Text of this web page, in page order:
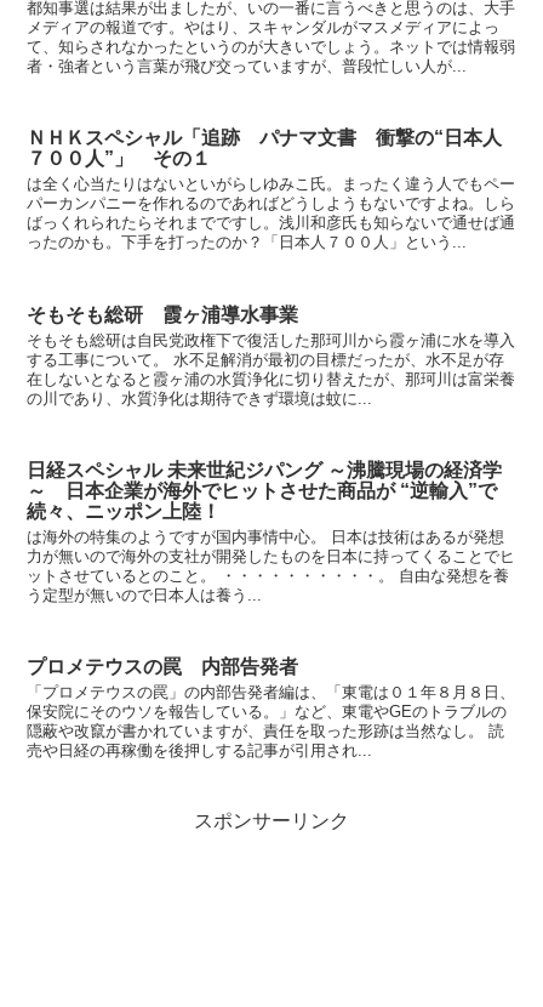
都知事選は結果が出ましたが、いの一番に言うべきと思うのは、大手
メディアの報道です。やはり、スキャンダルがマスメディアによっ
て、知らされなかったというのが大きいでしょう。ネットでは情報弱
者・強者という言葉が飛び交っていますが、普段忙しい人が...
ＮＨＫスペシャル「追跡 パナマ文書 衝撃の“日本人
７００人”」 その１
は全く心当たりはないといがらしゆみこ氏。まったく違う人でもペー
パーカンパニーを作れるのであればどうしようもないですよね。しら
ばっくれられたらそれまでですし。浅川和彦氏も知らないで通せば通
ったのかも。下手を打ったのか？「日本人７００人」という...
そもそも総研 霞ヶ浦導水事業
そもそも総研は自民党政権下で復活した那珂川から霞ヶ浦に水を導入
する工事について。 水不足解消が最初の目標だったが、水不足が存
在しないとなると霞ヶ浦の水質浄化に切り替えたが、那珂川は富栄養
の川であり、水質浄化は期待できず環境は蚊に...
日経スペシャル 未来世紀ジパング ～沸騰現場の経済学
～ 日本企業が海外でヒットさせた商品が “逆輸入”で
続々、ニッポン上陸！
は海外の特集のようですが国内事情中心。 日本は技術はあるが発想
力が無いので海外の支社が開発したものを日本に持ってくることでヒ
ットさせているとのこと。 ・・・・・・・・・・。 自由な発想を養
う定型が無いので日本人は養う...
プロメテウスの罠 内部告発者
「プロメテウスの罠」の内部告発者編は、「東電は０１年８月８日、
保安院にそのウソを報告している。」など、東電やGEのトラブルの
隠蔽や改竄が書かれていますが、責任を取った形跡は当然なし。 読
売や日経の再稼働を後押しする記事が引用され...
スポンサーリンク